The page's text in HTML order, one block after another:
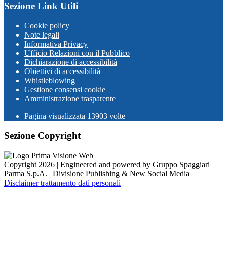
Sezione Link Utili
Cookie policy
Note legali
Informativa Privacy
Ufficio Relazioni con il Pubblico
Dichiarazione di accessibilità
Obiettivi di accessibilità
Whistleblowing
Gestione consensi cookie
Amministrazione trasparente
Pagina visualizzata 13903 volte
Sezione Copyright
Copyright 2026 | Engineered and powered by Gruppo Spaggiari
Parma S.p.A. | Divisione Publishing & New Social Media
Disclaimer trattamento dati personali